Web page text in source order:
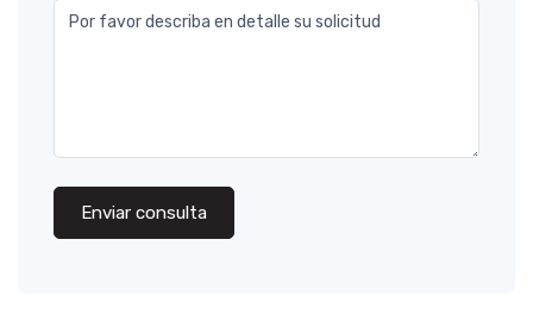
Por favor describa en detalle su solicitud
Enviar consulta